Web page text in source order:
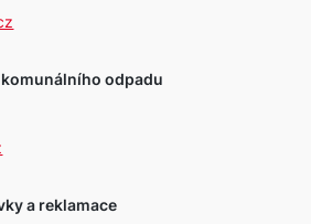
odpadu
a reklamace